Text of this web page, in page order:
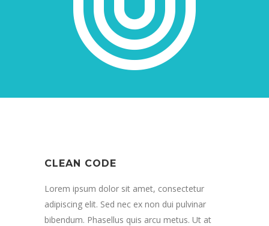
CLEAN CODE
Lorem ipsum dolor sit amet, consectetur
adipiscing elit. Sed nec ex non dui pulvinar
bibendum. Phasellus quis arcu metus. Ut at